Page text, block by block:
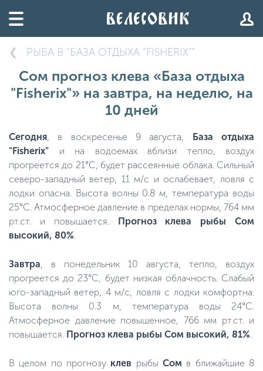
РЫБА В "БАЗА ОТДЫХА "FISHERIX""
Сом прогноз клева «База отдыха
"Fisherix"» на завтра, на неделю, на
10 дней
Сегодня, в воскресенье 9 августа, База отдыха
"Fisherix" и на водоемах вблизи тепло, воздух
прогреется до 21°C, будет рассеянные облака. Сильный
северо-западный ветер, 11 м/с и ослабевает, ловля с
лодки опасна. Высота волны 0.8 м, температура воды
25°C. Атмосферное давление в пределах нормы, 764 мм
рт.ст. и повышается. Прогноз клева рыбы Сом
высокий, 80%.
Завтра, в понедельник 10 августа, тепло, воздух
прогреется до 23°C, будет низкая облачность. Слабый
юго-западный ветер, 4 м/с, ловля с лодки комфортна.
Высота волны 0.3 м, температура воды 24°C.
Атмосферное давление повышенное, 766 мм рт.ст. и
повышается. Прогноз клева рыбы Сом высокий, 81%.
В целом по прогнозу клев рыбыСом в ближайшие 8